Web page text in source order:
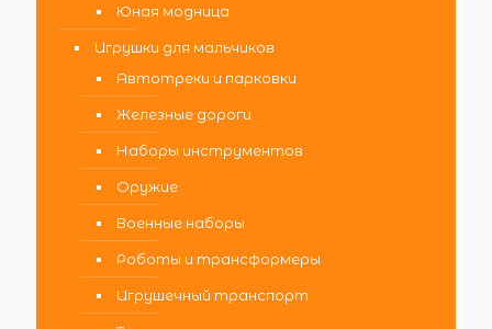
Юная модница
Игрушки для мальчиков
Автотреки и парковки
Железные дороги
Наборы инструментов
Оружие
Военные наборы
Роботы и трансформеры
Игрушечный транспорт